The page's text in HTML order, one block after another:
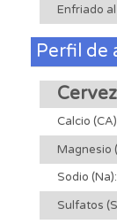
Enfriado
Perfil de
Calcio
Magnesio
Sodio (Na):
Sulfatos